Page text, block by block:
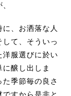
、お洒落な人
て、そういっ
服選びに於い
醸し出しま
季節毎の良さ
すから是非と